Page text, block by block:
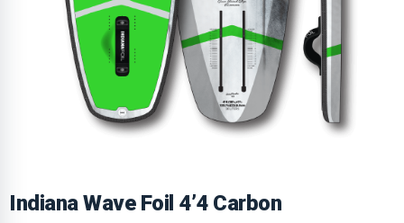
Indiana Wave Foil 4’4 Carbon